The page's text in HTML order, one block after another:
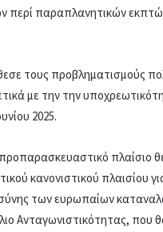
περί παραπλανητικών
τους προβληματισμούς
με την την
2025.
κανονιστικού πλαισίου
των ευρωπαίων
Ανταγωνιστικότητας, που